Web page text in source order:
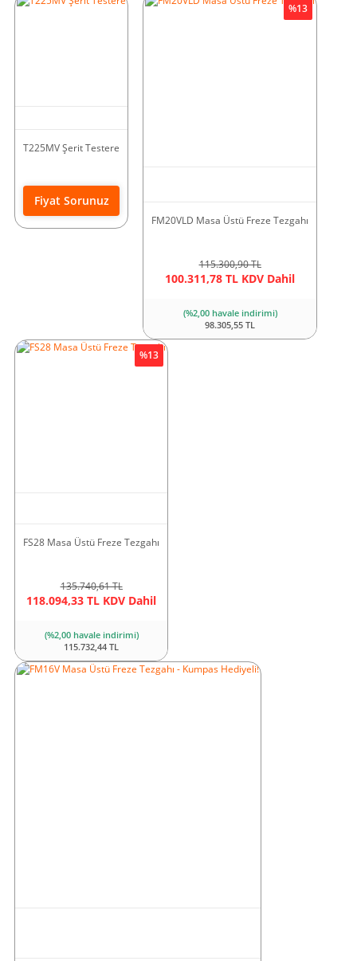
T225MV Şerit Testere
Fiyat Sorunuz
FM20VLD Masa Üstü Freze Tezgahı
115.300,90 TL
100.311,78 TL KDV Dahil
%13
(%2,00 havale indirimi)
98.305,55 TL
FS28 Masa Üstü Freze Tezgahı
135.740,61 TL
118.094,33 TL KDV Dahil
%13
(%2,00 havale indirimi)
115.732,44 TL